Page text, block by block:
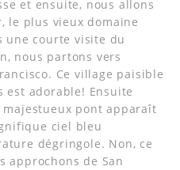
et ensuite, nous allons
le plus vieux domaine
une courte visite du
nous partons vers
Ce village paisible
est adorable! Ensuite
majestueux pont apparaît
ciel bleu
dégringole. Non, ce
approchons de San